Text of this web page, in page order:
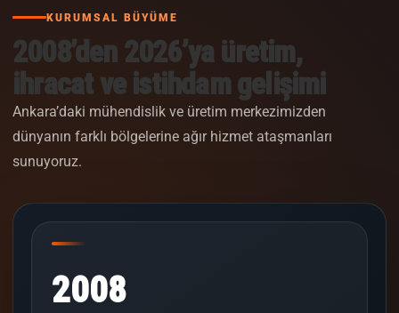
KURUMSAL BÜYÜME
2008’den 2026’ya üretim,
ihracat ve istihdam gelişimi
Ankara’daki mühendislik ve üretim merkezimizden
dünyanın farklı bölgelerine ağır hizmet ataşmanları
sunuyoruz.
2008